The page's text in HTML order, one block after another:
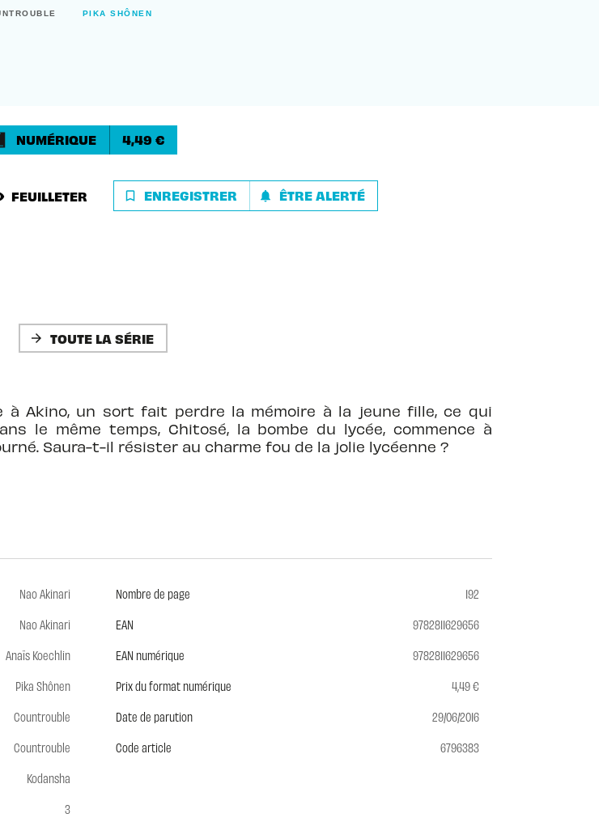
PIKA SHÔNEN
NUMÉRIQUE 4,49 €
FEUILLETER bookmark_border ENREGISTRER notifications ÊTRE ALERTÉ
arrow_forward TOUTE LA SÉRIE
à Akino, un sort fait perdre la mémoire à la jeune fille, ce qui
le même temps, Chitosé, la bombe du lycée, commence à
Saura-t-il résister au charme fou de la jolie lycéenne ?
Nao Akinari
Nao Akinari
Anaïs Koechlin
Pika Shônen
Countrouble
Countrouble
Kodansha
3
Nombre de page
192
EAN
9782811629656
EAN numérique
9782811629656
Prix du format numérique
4,49 €
Date de parution
29/06/2016
Code article
6796383